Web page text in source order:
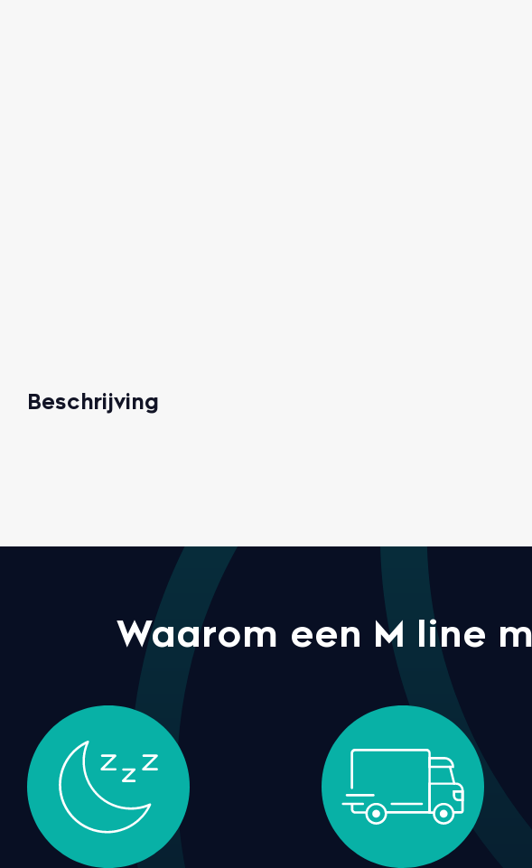
Beschrijving
Waarom een M line